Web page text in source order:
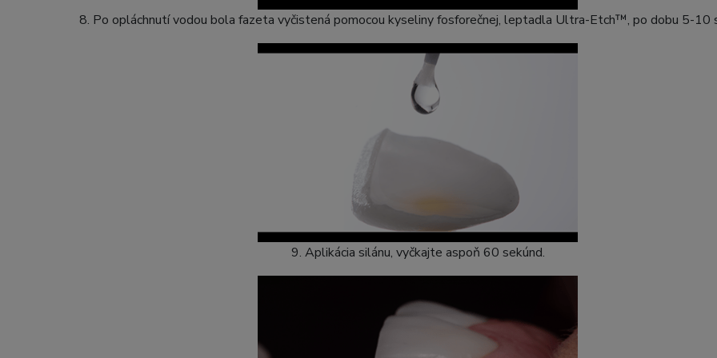
8. Po opláchnutí vodou bola fazeta vyčistená pomocou kyseliny fosforečnej, leptadla Ultra-Etch™, po dobu 5-10
9. Aplikácia silánu, vyčkajte aspoň 60 sekúnd.